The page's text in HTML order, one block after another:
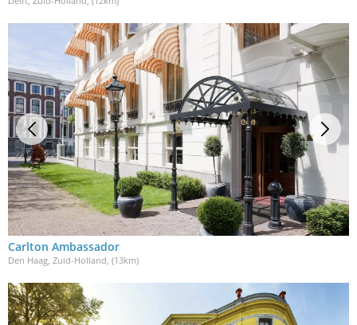
Carlton Ambassador
Den Haag, Zuid-Holland, (13km)